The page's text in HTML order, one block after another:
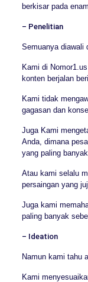
berkisar pada
– Penelitian
Semuanya diawali
Kami di
konten berjalan
Kami tidak
gagasan dan
Juga Kami
Anda, dimana
yang paling banyak.
Atau kami selalu
persaingan yang
Juga kami
paling banyak
– Ideation
Namun kami tahu
Kami